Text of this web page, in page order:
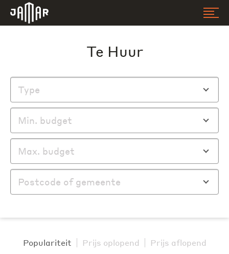
Te Huur
Type
Min. budget
Max. budget
Populariteit Prijs oplopend Prijs aflopend